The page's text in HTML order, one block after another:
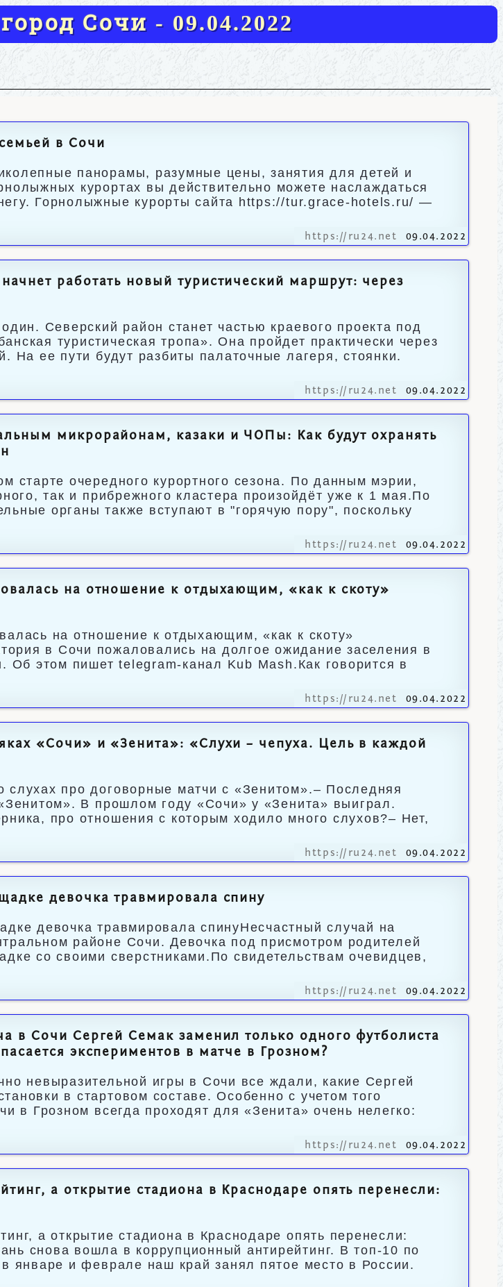
Сочи - 09.04.2022
в Сочи
панорамы, разумные цены, занятия для детей и
курортах вы действительно можете наслаждаться
Горнолыжные курорты сайта https://tur.grace-hotels.ru/ —
https://ru24.net 09.04.2022
работать новый туристический маршрут: через
Северский район станет частью краевого проекта под
туристическая тропа». Она пройдет практически через
На ее пути будут разбиты палаточные лагеря, стоянки.
https://ru24.net 09.04.2022
микрорайонам, казаки и ЧОПы: Как будут охранять
старте очередного курортного сезона. По данным мэрии,
так и прибрежного кластера произойдёт уже к 1 мая.По
органы также вступают в "горячую пору", поскольку
https://ru24.net 09.04.2022
на отношение к отдыхающим, «как к скоту»
на отношение к отдыхающим, «как к скоту»
в Сочи пожаловались на долгое ожидание заселения в
Об этом пишет telegram-канал Kub Mash.Как говорится в
https://ru24.net 09.04.2022
«Сочи» и «Зенита»: «Слухи – чепуха. Цель в каждой
слухах про договорные матчи с «Зенитом».– Последняя
В прошлом году «Сочи» у «Зенита» выиграл.
про отношения с которым ходило много слухов?– Нет,
https://ru24.net 09.04.2022
девочка травмировала спину
девочка травмировала спинуНесчастный случай на
районе Сочи. Девочка под присмотром родителей
со своими сверстниками.По свидетельствам очевидцев,
https://ru24.net 09.04.2022
в Сочи Сергей Семак заменил только одного футболиста
экспериментов в матче в Грозном?
невыразительной игры в Сочи все ждали, какие Сергей
в стартовом составе. Особенно с учетом того
в Грозном всегда проходят для «Зенита» очень нелегко:
https://ru24.net 09.04.2022
а открытие стадиона в Краснодаре опять перенесли:
а открытие стадиона в Краснодаре опять перенесли:
снова вошла в коррупционный антирейтинг. В топ-10 по
в январе и феврале наш край занял пятое место в России.